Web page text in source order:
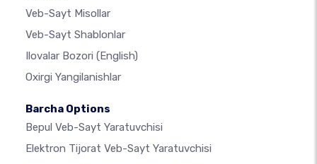
Veb-Sayt Misollar
Veb-Sayt Shablonlar
Ilovalar Bozori (English)
Oxirgi Yangilanishlar
Barcha Options
Bepul Veb-Sayt Yaratuvchisi
Elektron Tijorat Veb-Sayt Yaratuvchisi